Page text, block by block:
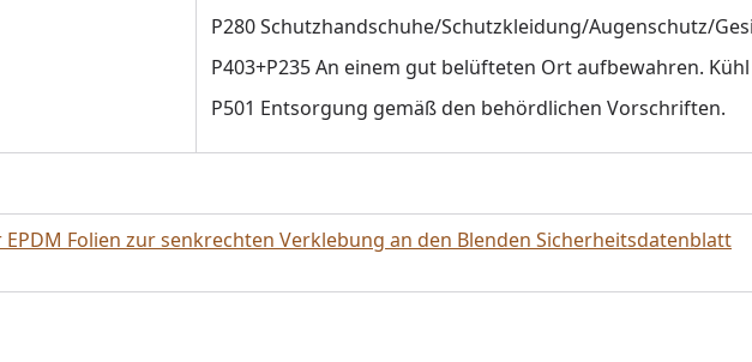
P280 Schutzhandschuhe/Schutzkleidung/Augenschutz/
P403+P235 An einem gut belüfteten Ort aufbewahren.
P501 Entsorgung gemäß den behördlichen Vorschriften.
Folien zur senkrechten Verklebung an den Blenden Sicherheitsdatenblatt